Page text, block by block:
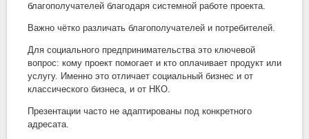
благополучателей благодаря системной работе проекта.
Важно чётко различать благополучателей и потребителей.
Для социального предпринимательства это ключевой
вопрос: кому проект помогает и кто оплачивает продукт или
услугу. Именно это отличает социальный бизнес и от
классического бизнеса, и от НКО.
Презентации часто не адаптированы под конкретного
адресата.